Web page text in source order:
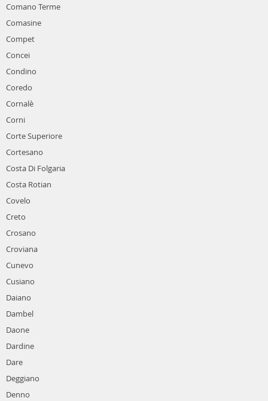
Comano Terme
Comasine
Compet
Concei
Condino
Coredo
Cornalè
Corni
Corte Superiore
Cortesano
Costa Di Folgaria
Costa Rotian
Covelo
Creto
Crosano
Croviana
Cunevo
Cusiano
Daiano
Dambel
Daone
Dardine
Dare
Deggiano
Denno